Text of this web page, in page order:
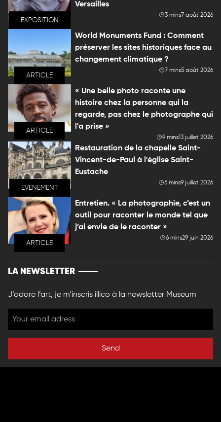
EXPOSITION
Versailles
3 mins7 août 2026
ARTICLE
World Monuments Fund : Comment
préserver les sites historiques face au
changement climatique ?
7 mins5 août 2026
ARTICLE
« Une belle photo raconte une
histoire chez la personne qui la
regarde, pas chez le photographe qui
l'a prise »
9 mins13 juillet 2026
EVENEMENT
Restauration de la chapelle Saint-
Vincent-de-Paul à l'église Saint-
Eustache
5 mins9 juillet 2026
ARTICLE
Entretien. « La photographie, c’est un
outil pour raconter le monde tel que
j’ai envie de le raconter »
6 mins29 juin 2026
LA NEWSLETTER
J’adore l’art, je m’inscris illico à la newsletter Museum
Send